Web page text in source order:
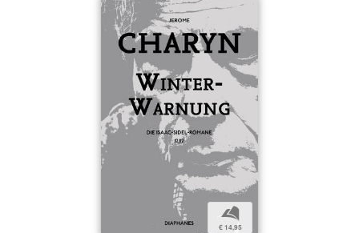
b
€ 14,95